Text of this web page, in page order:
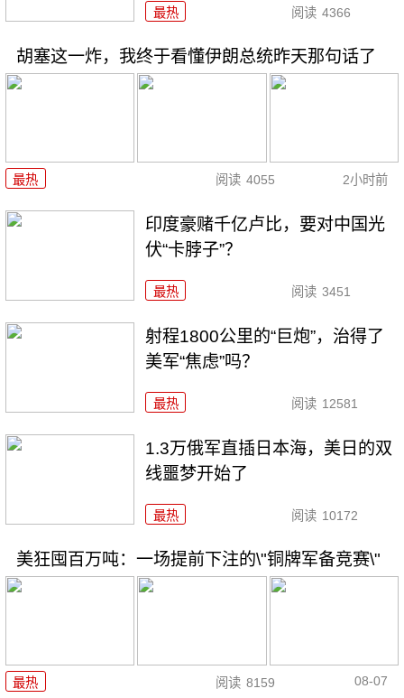
最热 阅读 4366
胡塞这一炸，我终于看懂伊朗总统昨天那句话了
最热 阅读 4055 2小时前
印度豪赌千亿卢比，要对中国光
伏“卡脖子”？
最热 阅读 3451
射程1800公里的“巨炮”，治得了
美军“焦虑”吗？
最热 阅读 12581
1.3万俄军直插日本海，美日的双
线噩梦开始了
最热 阅读 10172
美狂囤百万吨：一场提前下注的\"铜牌军备竞赛\"
最热 阅读 8159 08-07